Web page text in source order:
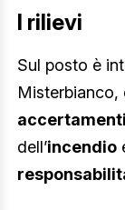
I rilievi
Sul posto è
Misterbianco,
accertamenti
dell’incendio